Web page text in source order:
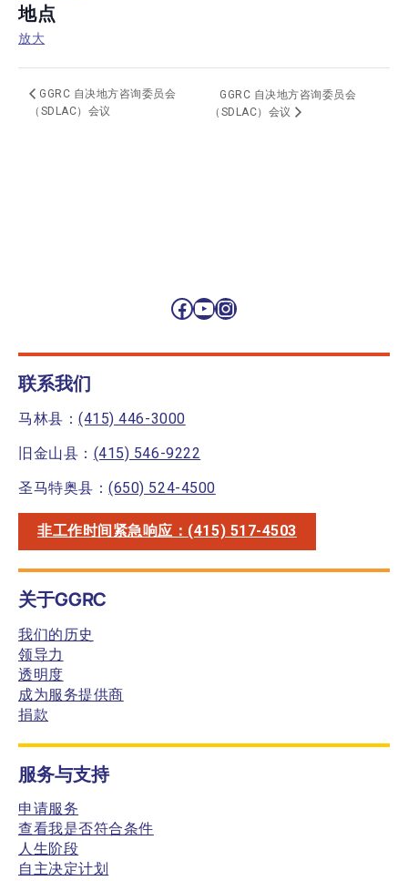
地点
放大
GGRC 自决地方咨询委员会
（SDLAC）会议
GGRC 自决地方咨询委员会
（SDLAC）会议
Facebook
YouTube
Instagram
联系我们
马林县：(415) 446-3000
旧金山县： (415) 546-9222
圣马特奥县：(650) 524-4500
非工作时间紧急响应：(415) 517-4503
关于GGRC
我们的历史
领导力
透明度
成为服务提供商
捐款
服务与支持
申请服务
查看我是否符合条件
人生阶段
自主决定计划